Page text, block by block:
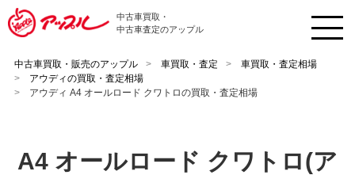
中古車買取・
中古車査定のアップル
中古車買取・販売のアップル 車買取・査定
車買取・査定相場
アウディの買取・査定相場
アウディ A4 オールロード クワトロの買取・査定相場
A4 オールロード クワトロ(ア